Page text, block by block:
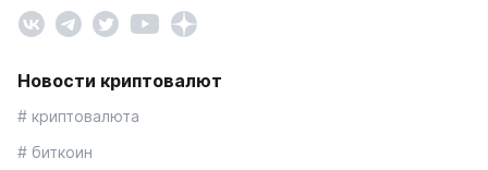
Новости криптовалют
# криптовалюта
# биткоин